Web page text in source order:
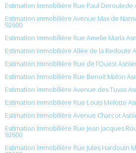
Estimation immobilière Rue Paul Deroulede
Estimation immobilière Avenue Max de
92600
Estimation immobilière Rue Amelie Maria
Estimation immobilière Allée de la Redoute
Estimation immobilière Rue de l’Ouest
Estimation immobilière Rue Benoit Malon
Estimation immobilière Avenue des Tuyas
Estimation immobilière Rue Louis Melotte
Estimation immobilière Avenue Charcot
Estimation immobilière Rue Jean Jacques
92600
Estimation immobilière Rue Jules Hardouin